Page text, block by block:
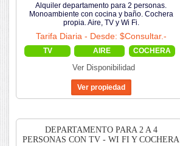
Alquiler departamento para 2 personas.
Monoambiente con cocina y baño. Cochera
propia. Aire, TV y Wi Fi.
Tarifa Diaria - Desde: $Consultar.-
TV AIRE COCHERA
Ver Disponibilidad
DEPARTAMENTO PARA 2 A 4
PERSONAS CON TV - WI FI Y COCHERA